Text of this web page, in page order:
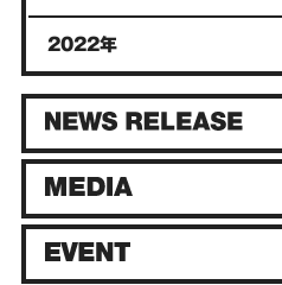
2022年